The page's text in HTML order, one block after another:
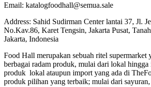
Email: katalogfoodhall@semua.sale
Address: Sahid Sudirman Center lantai 37, Jl.
No.Kav.86, Karet Tengsin, Jakarta Pusat,
Jakarta, Indonesia
Food Hall merupakan sebuah ritel supermarket
berbagai radam produk, mulai dari lokal
produk lokal ataupun import yang ada di
produk pilihan yang terbaik; mulai dari sayuran,